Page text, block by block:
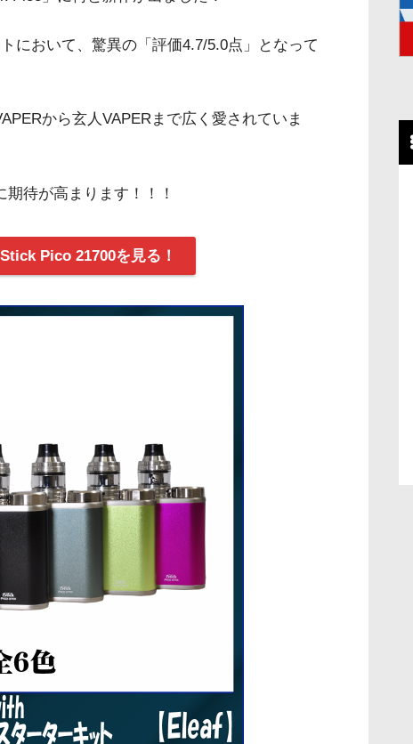
において、驚異の「評価4.7/5.0点」となって
から玄人VAPERまで広く愛されていま
待が高まります！！！
Pico 21700を見る！